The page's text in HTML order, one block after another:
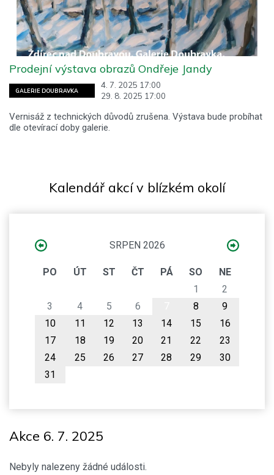
GALERIE DOUBRAVKA
4. 7. 2025 17:00
29. 8. 2025 17:00
Prodejní výstava obrazů Ondřeje Jandy
Vernisáž z technických důvodů zrušena. Výstava bude probíhat
dle otevírací doby galerie.
Kalendář akcí v blízkém okolí
SRPEN 2026
PO ÚT ST ČT PÁ SO
NE
1
2
3
4 5 6 8
9
10
11 12 13 14 15
16
17
18 19 20 21 22
23
24
25 26 27 28 29
30
31
Akce 6. 7. 2025
Nebyly nalezeny žádné události.